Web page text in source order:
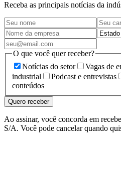
Receba as principais notícias da
O que você quer receber?
Notícias do setor
Vagas de
industrial
Podcast e entrevistas
conteúdos
Quero receber
Ao assinar, você concorda em
S/A. Você pode cancelar quando